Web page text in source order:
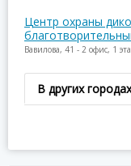
Центр охраны
Вавилова, 41 - 2 офис, 1
В других городах